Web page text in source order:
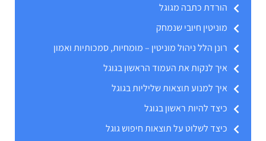
הורדת כתבה מגוגל
מוניטין חיובי שנמחק
רונן הלל ניהול מוניטין – מומחיות, סמכותיות ואמון
איך לנקות את העמוד הראשון בגוגל
איך למנוע תוצאות שליליות בגוגל
כיצד להיות ראשון בגוגל
כיצד לשלוט על תוצאות חיפוש גוגל